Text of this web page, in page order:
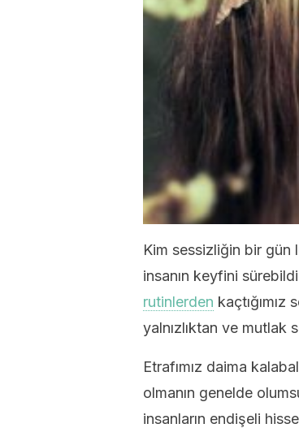
Kim sessizliğin bir
insanın keyfini
rutinlerden
yalnızlıktan ve mutlak
Etrafımız daima
olmanın genelde
insanların endişeli